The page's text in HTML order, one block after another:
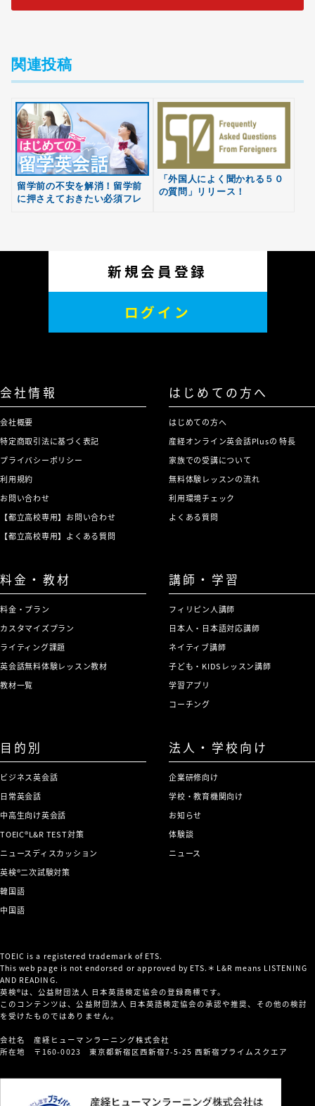
関連投稿
留学前の不安を解消！留学前
に押さえておきたい必須フレ
「外国人によく聞かれる５０
の質問」リリース！
無料
新規会員登録
ログイン
会社情報
会社概要
特定商取引法に基づく表記
プライバシーポリシー
利用規約
お問い合わせ
【都立高校専用】お問い合わせ
【都立高校専用】よくある質問
はじめての方へ
はじめての方へ
産経オンライン英会話Plusの 特長
家族での受講について
無料体験レッスンの流れ
利用環境チェック
よくある質問
料金・教材
料金・プラン
カスタマイズプラン
ライティング課題
英会話無料体験レッスン教材
教材一覧
講師・学習
フィリピン人講師
日本人・日本語対応講師
ネイティブ講師
子ども・KIDSレッスン講師
学習アプリ
コーチング
目的別
ビジネス英会話
日常英会話
中高生向け英会話
TOEIC®L&R TEST対策
ニュースディスカッション
英検®二次試験対策
韓国語
中国語
法人・学校向け
企業研修向け
学校・教育機関向け
お知らせ
体験談
ニュース
TOEIC is a registered trademark of ETS.
This web page is not endorsed or approved by ETS.＊L&R means LISTENING
AND READING.
英検®は、公益財団法人 日本英語検定協会の登録商標です。
このコンテンツは、公益財団法人 日本英語検定協会の承認や推奨、その他の検討
を受けたものではありません。
会社名 産経ヒューマンラーニング株式会社
所在地 〒160-0023 東京都新宿区西新宿7-5-25 西新宿プライムスクエア